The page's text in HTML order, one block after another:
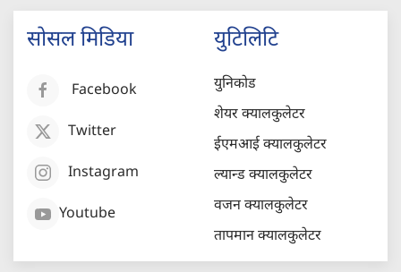
सोसल मिडिया
Facebook
Twitter
Instagram
Youtube
युटिलिटि
युनिकोड
शेयर क्यालकुलेटर
ईएमआई क्यालकुलेटर
ल्यान्ड क्यालकुलेटर
वजन क्यालकुलेटर
तापमान क्यालकुलेटर